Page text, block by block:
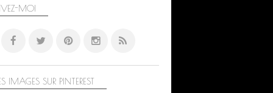
NATURE
NOIR ET BLANC
MOI
IMAGES SUR PINTEREST